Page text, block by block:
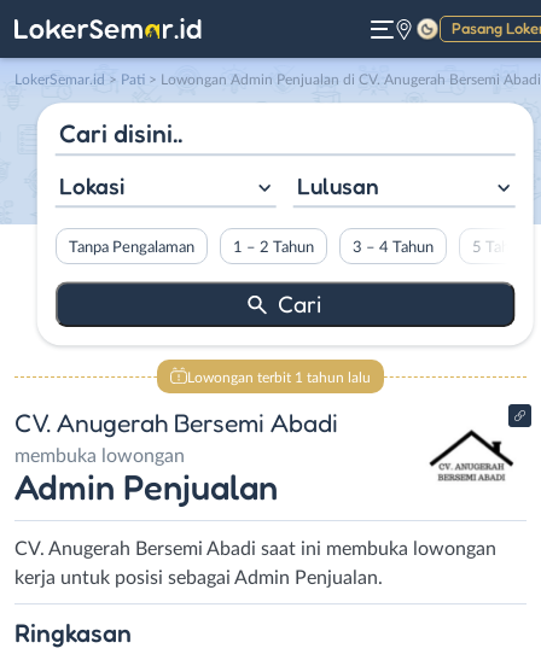
Pasang
Gelap
LokerSemar.id > Pati > Lowongan Admin Penjualan di CV. Anugerah Bersemi Abadi
Lokasi Lulusan
Tanpa Pengalaman 1 – 2 Tahun 3 – 4 Tahun 5 Tahun
Lowongan terbit 1 tahun lalu
CV. Anugerah Bersemi Abadi
membuka lowongan
Admin Penjualan
CV. Anugerah Bersemi Abadi saat ini membuka lowongan
kerja untuk posisi sebagai Admin Penjualan.
Ringkasan